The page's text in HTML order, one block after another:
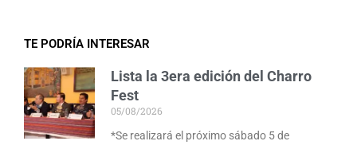
TE PODRÍA INTERESAR
Lista la 3era edición del Charro
Fest
05/08/2026
*Se realizará el próximo sábado 5 de